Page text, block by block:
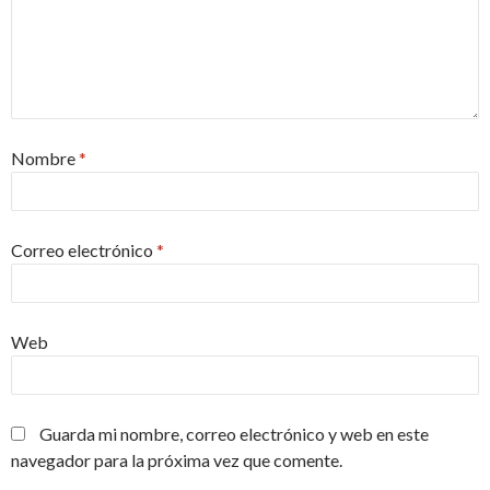
Nombre*
Correo electrónico *
Web
Guarda mi nombre, correo electrónico y web en este
navegador para la próxima vez que comente.